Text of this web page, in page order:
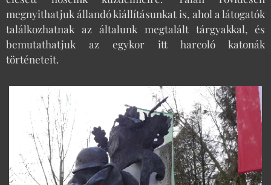
megnyithatjuk állandó kiállításunkat is, ahol a látogatók
találkozhatnak az általunk megtalált tárgyakkal, és
bemutathatjuk az egykor itt harcoló katonák
történeteit.